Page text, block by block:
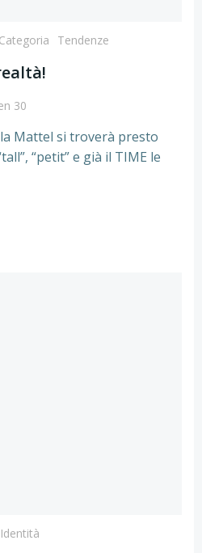
Tendenze
30
Mattel si troverà presto
“petit” e già il TIME le